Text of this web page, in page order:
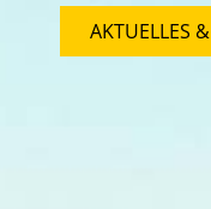
AKTUELLES